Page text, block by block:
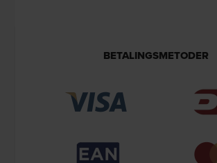
BETALINGSMETODER